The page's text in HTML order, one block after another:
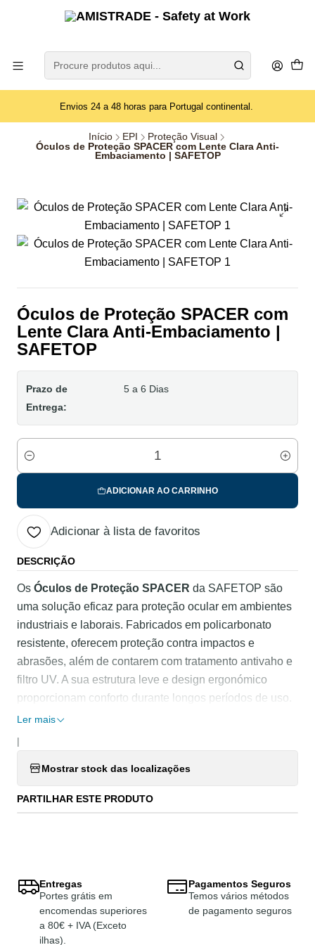
Envios 24 a 48 horas para Portugal continental.
Início EPI
Proteção Visual
Óculos de Proteção SPACER com Lente Clara Anti-
Embaciamento | SAFETOP
Óculos de Proteção SPACER com
Lente Clara Anti-Embaciamento |
SAFETOP
Prazo de
Entrega:
5 a 6 Dias
Quantidade
ADICIONAR AO CARRINHO
Adicionar à lista de favoritos
DESCRIÇÃO
Os Óculos de Proteção SPACER da SAFETOP são
uma solução eficaz para proteção ocular em ambientes
industriais e laborais. Fabricados em policarbonato
resistente, oferecem proteção contra impactos e
abrasões, além de contarem com tratamento antivaho e
filtro UV. A sua estrutura leve e design ergonómico
proporcionam conforto durante longos períodos de uso.
Benefícios:
norma EN166 1F, garantindo proteção contra
impactos de baixa energia.
Conforto Prolongado:Classe ótica 1, adequada
perfeito.
Proteção Adicional:
orifícios para instalação de cordão de segurança.
Durabilidade:
Ler mais
Mostrar stock das localizações
PARTILHAR ESTE PRODUTO
Entregas
Portes grátis em
encomendas superiores
a 80€ + IVA (Exceto
ilhas).
Pagamentos Seguros
Temos vários métodos
de pagamento seguros